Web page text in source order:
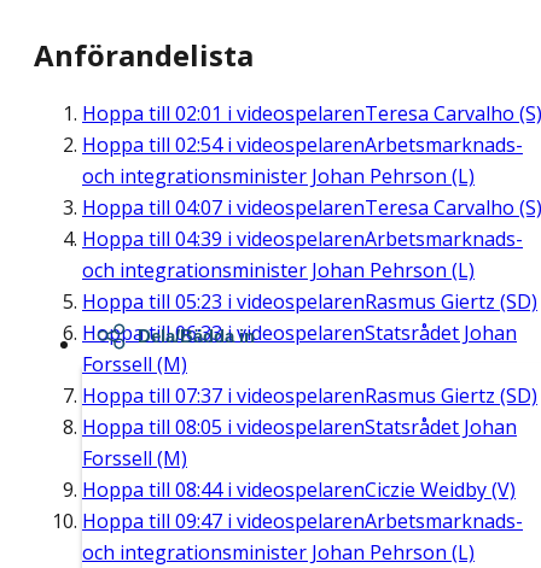
Anförandelista
Hoppa till 02:01 i videospelarenTeresa Carvalho (S)
Hoppa till 02:54i videospelarenArbetsmarknads-
och integrationsminister Johan Pehrson (L)
Hoppa till 04:07 i videospelarenTeresa Carvalho (S)
Hoppa till 04:39 i videospelarenArbetsmarknads-
och integrationsminister Johan Pehrson (L)
Hoppa till 05:23 i videospelarenRasmus Giertz (SD)
Hoppa till06:33i videospelarenStatsrådet Johan
Forssell (M)
Hoppa till 07:37 i videospelarenRasmus Giertz (SD)
Hoppa till 08:05 i videospelarenStatsrådet Johan
Forssell (M)
Hoppa till 08:44i videospelarenCiczie Weidby (V)
Hoppa till 09:47 i videospelarenArbetsmarknads-
och integrationsminister Johan Pehrson (L)
Dela/Bädda in